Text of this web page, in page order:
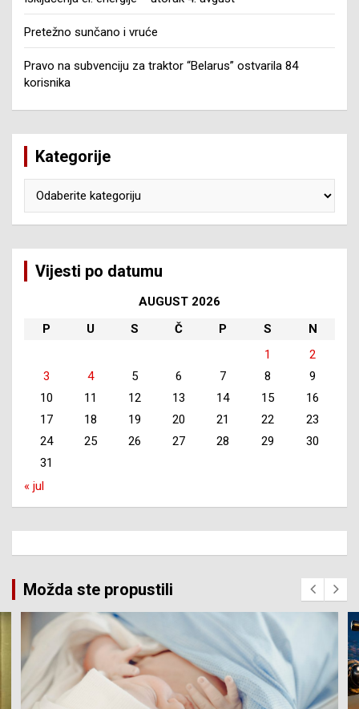
Pretežno sunčano i vruće
Pravo na subvenciju za traktor “Belarus” ostvarila 84
korisnika
Kategorije
Vijesti po datumu
AUGUST 2026
P
U S Č P S
N
1
2
3
4 5 6 7 8
9
10
11 12 13 14 15
16
17
18 19 20 21 22
23
24
25 26 27 28 29
30
31
« jul
Možda ste propustili